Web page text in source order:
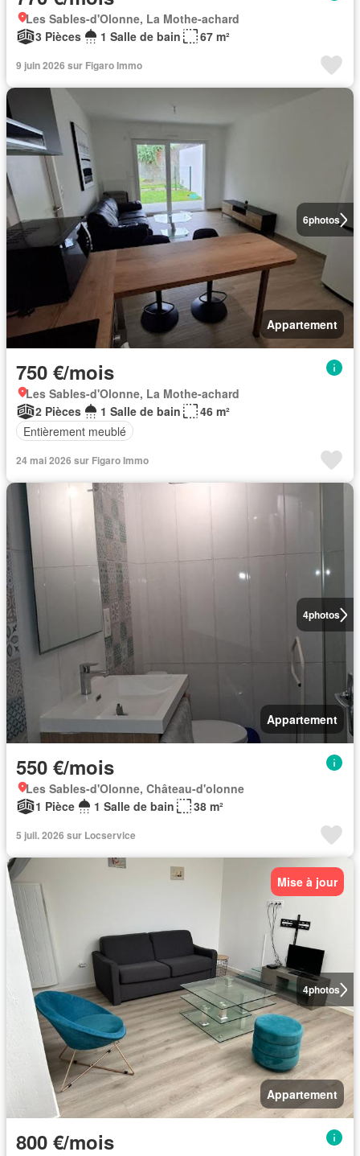
Les Sables-d'Olonne, La Mothe-achard
3 Pièces
1 Salle de bain 67 m²
9 juin 2026 sur Figaro Immo
6photos
Appartement
750 €/mois
Les Sables-d'Olonne, La Mothe-achard
2 Pièces
1 Salle de bain
46 m²
Entièrement meublé
24 mai 2026 sur Figaro Immo
4photos
Appartement
550 €/mois
Les Sables-d'Olonne, Château-d'olonne
1 Pièce
1 Salle de bain 38 m²
5 juil. 2026 sur Locservice
4photos
Mise à jour
Appartement
800 €/mois